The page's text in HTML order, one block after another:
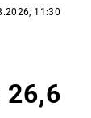
11:30
26,6